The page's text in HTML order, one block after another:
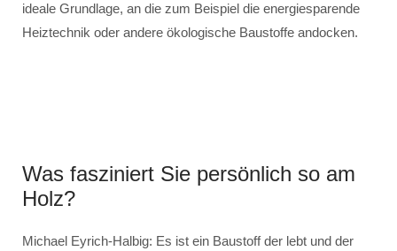
ideale Grundlage, an die zum Beispiel die energiesparende
Heiztechnik oder andere ökologische Baustoffe andocken.
Was fasziniert Sie persönlich so am
Holz?
Michael Eyrich-Halbig: Es ist ein Baustoff der lebt und der